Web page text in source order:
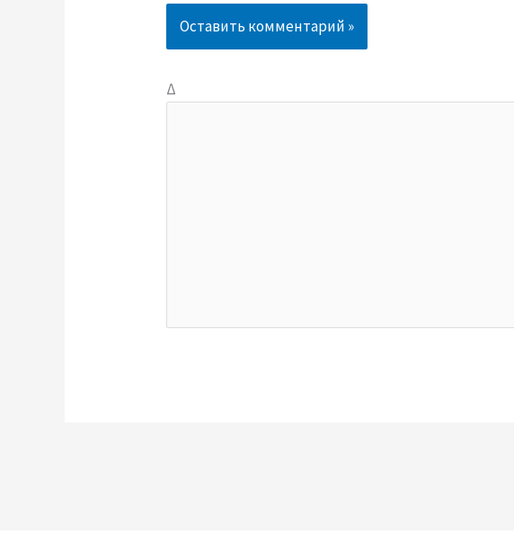
Δ